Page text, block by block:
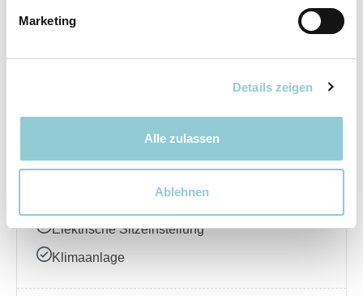
Marketing
Details zeigen
Alle zulassen
Ablehnen
Elektrische Seitenspiegel
Interieur – Komfort
Ambientebeleuchtung
Elektrische Sitzeinstellung
Klimaanlage